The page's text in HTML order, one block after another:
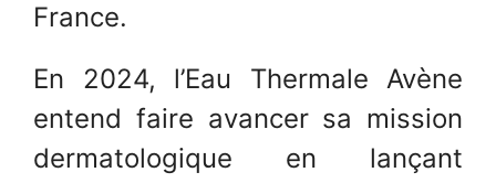
France.
En 2024, l’Eau Thermale Avène
entend faire avancer sa mission
dermatologique en lançant